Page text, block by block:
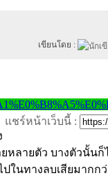
เขียนโดย :
แชร์หน้าเว็บนี้ :
ลายตัว บางตัวนั้นก็
ปในทางลบเสียมากก